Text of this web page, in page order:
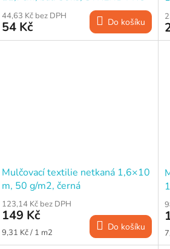
Garden
44,63 Kč bez DPH
54 Kč Do košíku
Mulčovací textilie netkaná 1,6×10
m, 50 g/m2, černá
123,14 Kč bez DPH
149 Kč
Měrná
cena:
9,31 Kč / 1 m2 Do košíku